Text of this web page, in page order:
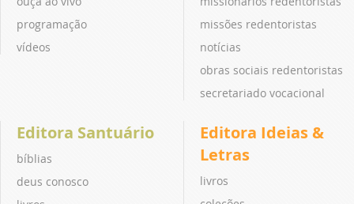
programação
vídeos
missões redentoristas
notícias
obras sociais redentoristas
secretariado vocacional
Editora Santuário
bíblias
deus conosco
Editora Ideias &
Letras
livros